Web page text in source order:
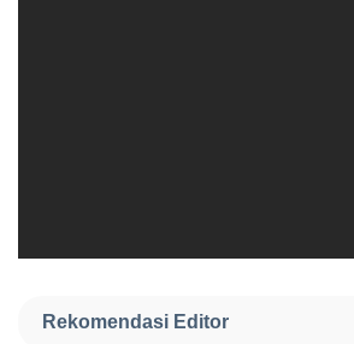
Rekomendasi Editor